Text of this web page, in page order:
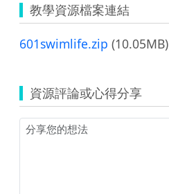
教學資源檔案連結
601swimlife.zip (10.05MB)
資源評論或心得分享